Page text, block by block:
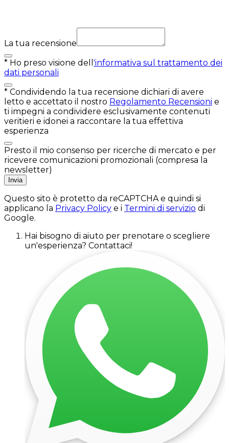
La tua recensione
* Ho preso visione dell 'informativa sul trattamento dei
dati personali
* Condividendo la tua recensione dichiari di avere
letto e accettato il nostro Regolamento Recensioni e
ti impegni a condividere esclusivamente contenuti
veritieri e idonei a raccontare la tua effettiva
esperienza
Presto il mio consenso per ricerche di mercato e per
ricevere comunicazioni promozionali (compresa la
newsletter)
Invia
Questo sito è protetto da reCAPTCHA e quindi si
applicano la Privacy Policy e i Termini di servizio di
Google.
Hai bisogno di aiuto per prenotare o scegliere
un'esperienza? Contattaci!